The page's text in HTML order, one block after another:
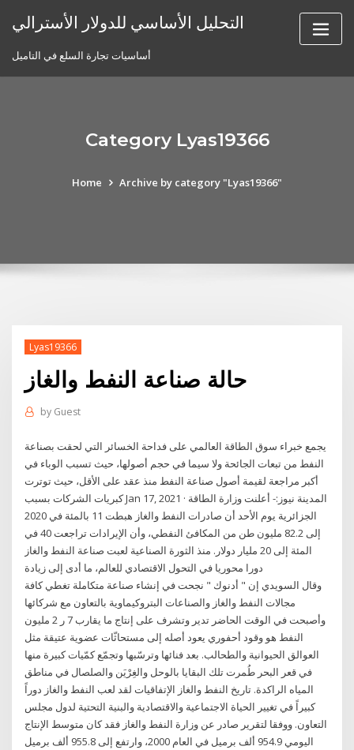
التحليل الأساسي للدولار الأسترالي
أساسيات تجارة السلع في التاميل
Category Lyas19366
Home Archive by category "Lyas19366"
Lyas19366
حالة صناعة النفط والغاز
by Guest
يجمع خبراء سوق الطاقة العالمي على فداحة الخسائر التي لحقت بصناعة
النفط من تبعات الجائحة ولا سيما في حجم أصولها، حيث تسبب الوباء في
أكبر مراجعة لقيمة أصول صناعة النفط منذ عقد على الأقل، حيث توترت
كبريات الشركات بسبب Jan 17, 2021 · المدينة نيوز:- أعلنت وزارة الطاقة
الجزائرية يوم الأحد أن صادرات النفط والغاز هبطت 11 بالمئة في 2020
إلى 82.2 مليون طن من المكافئ النفطي، وأن الإيرادات تراجعت 40 في
المئة إلى 20 مليار دولار. منذ الثورة الصناعية لعبت صناعة النفط والغاز
دورا محوريا في التحول الاقتصادي للعالم، ما أدى إلى زيادة
وقال السويدي إن " أدنوك " نجحت في إنشاء صناعة متكاملة تغطي كافة
مجالات النفط والغاز والصناعات البتروكيماوية بالتعاون مع شركائها
وأصبحت في الوقت الحاضر تدير وتشرف على إنتاج ما يقارب 7 ر 2 مليون
النفط هو وقود أحفوري يعود أصله إلى مستحاثّات عضوية عتيقة مثل
العوالق الحيوانية والطحالب. بعد فنائها وترسّبها وتجمّع كمّيات كبيرة منها
في قعر البحر طُمرت تلك البقايا بالوحل والغِرْيَن والصلصال في مناطق
المياه الراكدة. تاريخ النفط والغاز الإتفاقيات لقد لعب النفط والغاز دوراً
كبيراً في تغيير الحياة الاجتماعية والاقتصادية والبنية التحتية لدول مجلس
التعاون. ووفقا لتقرير صادر عن وزارة النفط والغاز فقد كان متوسط الإنتاج
اليومي 954.9 ألف برميل في العام 2000، وارتفع إلى 955.8 ألف برميل